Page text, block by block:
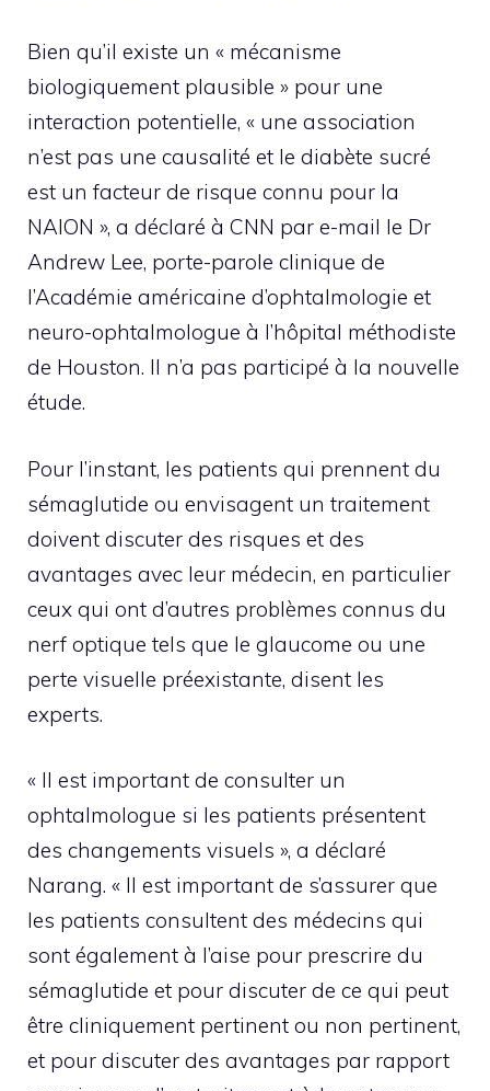
Bien qu’il existe un « mécanisme
biologiquement plausible » pour une
interaction potentielle, « une association
n’est pas une causalité et le diabète sucré
est un facteur de risque connu pour la
NAION », a déclaré à CNN par e-mail le Dr
Andrew Lee, porte-parole clinique de
l’Académie américaine d’ophtalmologie et
neuro-ophtalmologue à l’hôpital méthodiste
de Houston. Il n’a pas participé à la nouvelle
étude.
Pour l’instant, les patients qui prennent du
sémaglutide ou envisagent un traitement
doivent discuter des risques et des
avantages avec leur médecin, en particulier
ceux qui ont d’autres problèmes connus du
nerf optique tels que le glaucome ou une
perte visuelle préexistante, disent les
experts.
« Il est important de consulter un
ophtalmologue si les patients présentent
des changements visuels », a déclaré
Narang. « Il est important de s’assurer que
les patients consultent des médecins qui
sont également à l’aise pour prescrire du
sémaglutide et pour discuter de ce qui peut
être cliniquement pertinent ou non pertinent,
et pour discuter des avantages par rapport